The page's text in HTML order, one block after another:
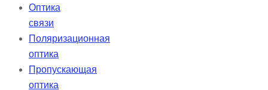
Оптика
связи
Поляризационная
оптика
Пропускающая
оптика